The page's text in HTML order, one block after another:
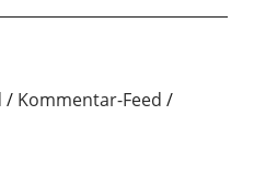
Kommentar-Feed